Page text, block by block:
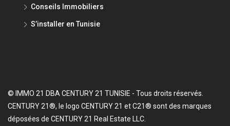
Conseils Immobiliers
S’installer en Tunisie
© IMMO 21 DBA CENTURY 21 TUNISIE - Tous droits réservés.
CENTURY 21®, le logo CENTURY 21 et C21® sont des marques
déposées de CENTURY 21 Real Estate LLC.